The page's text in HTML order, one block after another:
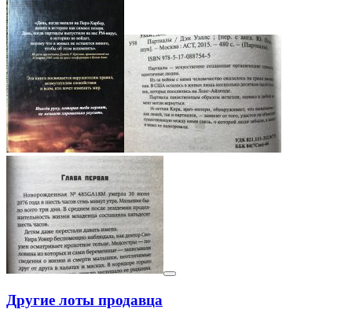
Другие лоты продавца